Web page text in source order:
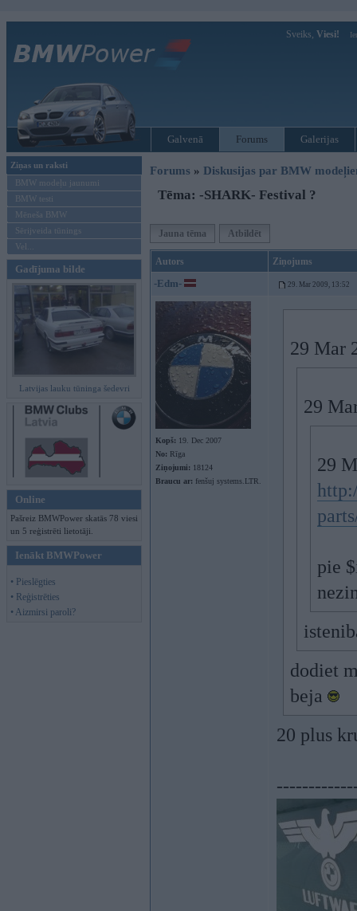
Sveiks, Viesi!
Galvenā Forums Galerijas
Ziņas un raksti
BMW modeļu jaunumi
BMW testi
Mēneša BMW
Sērijveida tūnings
Vel...
Gadījuma bilde
Latvijas lauku tūninga šedevri
Online
Pašreiz BMWPower skatās 78 viesi
un 5 reģistrēti lietotāji.
Ienākt BMWPower
• Pieslēgties
• Reģistrēties
• Aizmirsi paroli?
Forums » Diskusijas par BMW
Tēma: -SHARK- Festival ?
Jauna tēma Atbildēt
Autors Ziņojums
-Edm- 29. Mar 2009, 13:52
Kopš: 19. Dec 2007
No: Rīga
Ziņojumi: 18124
Braucu ar: fenšuj systems.LTR.
29 Mar
29
29
pie
dodiet
beja
20 plus